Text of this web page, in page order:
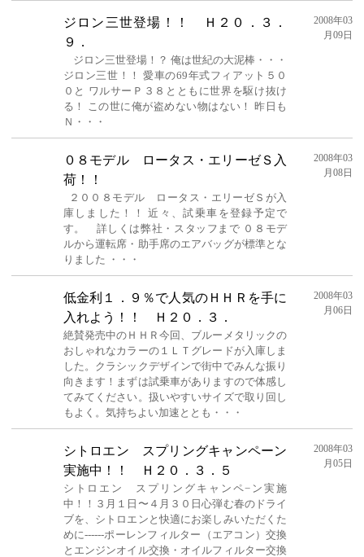
ジロン三世登場！！ Ｈ２０．３．
９．
ジロン三世登場！？ 俺は世紀の大泥棒・・・
ジロン三世！！ 愛車の69年式フィアット５０
０と ワルサーＰ３８とともに世界を駆け抜け
る！ この世に俺が盗めない物はない！ 昨日も
Ｎ・・・
2008年03
月09日
０８モデル ロータス・エリーゼＳ入
荷！！
２００８モデル ロータス・エリーゼＳが入
庫しました！！ 近々、試乗車を登録予定で
す。 詳しくは弊社・スタッフまで ０８モデ
ルから運転席・助手席のエアバッグが標準とな
りました ・・・
2008年03
月08日
低金利１．９％で人気のＨＨＲを手に
入れよう！！ Ｈ２０．３．
絶賛発売中のＨＨＲ今回、ブルーメタリックの
おしゃれなカラーの１ＬＴグレードが入庫しま
した。クラシックデザインで街中でみんな振り
向きます！まずは試乗車がありますので体感し
てみてください。扱いやすいサイズで取り回し
もよく。気持ちよい加速ととも・・・
2008年03
月06日
シトロエン スプリングキャンペーン
実施中！！ Ｈ２０．３．５
シトロエン スプリングキャンペ−ン実施
中！！３月１日〜４月３０日心弾む春のドライ
ブを、シトロエンと快適にお楽しみいただくた
めに------ポーレンフィルター（エアコン）交換
とエンジンオイル交換・オイルフィルター交換
2008年03
月05日